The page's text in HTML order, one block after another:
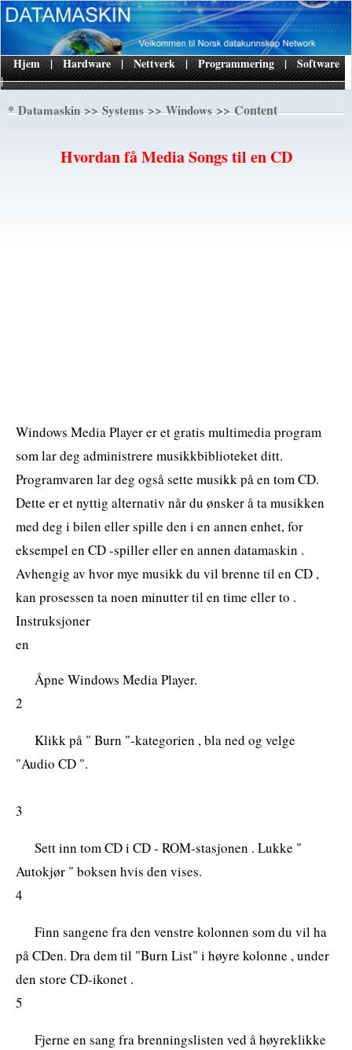
|
Hjem | Hardware | Nettverk | Programmering | Software
*Datamaskin>>Systems>>Windows>> Content
Hvordan få Media Songs til en CD
Windows Media Player er et gratis multimedia program
som lar deg administrere musikkbiblioteket ditt.
Programvaren lar deg også sette musikk på en tom CD.
Dette er et nyttig alternativ når du ønsker å ta musikken
med deg i bilen eller spille den i en annen enhet, for
eksempel en CD -spiller eller en annen datamaskin .
Avhengig av hvor mye musikk du vil brenne til en CD ,
kan prosessen ta noen minutter til en time eller to .
Instruksjoner
en
Åpne Windows Media Player.
2
Klikk på " Burn "-kategorien , bla ned og velge
"Audio CD ".
3
Sett inn tom CD i CD - ROM-stasjonen . Lukke "
Autokjør " boksen hvis den vises.
4
Finn sangene fra den venstre kolonnen som du vil ha
på CDen. Dra dem til "Burn List" i høyre kolonne , under
den store CD-ikonet .
5
Fjerne en sang fra brenningslisten ved å høyreklikke